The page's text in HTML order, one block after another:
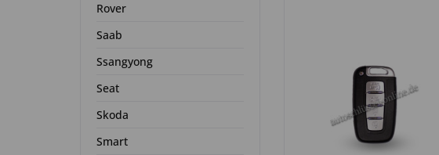
Rover
Saab
Ssangyong
Seat
Skoda
Smart